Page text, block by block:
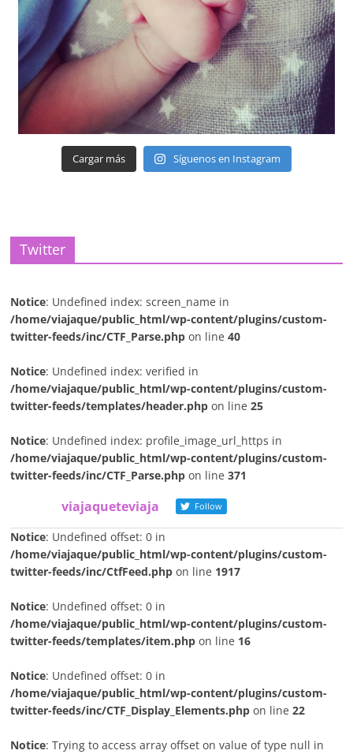
Cargar más Síguenos en Instagram
Twitter
Notice: Undefined index: screen_name in
/home/viajaque/public_html/wp-content/plugins/custom-
twitter-feeds/inc/CTF_Parse.php on line40
Notice: Undefined index: verified in
/home/viajaque/public_html/wp-content/plugins/custom-
twitter-feeds/templates/header.php on line25
Notice: Undefined index: profile_image_url_https in
/home/viajaque/public_html/wp-content/plugins/custom-
twitter-feeds/inc/CTF_Parse.php on line371
viajaqueteviaja Follow
Notice: Undefined offset: 0 in
/home/viajaque/public_html/wp-content/plugins/custom-
twitter-feeds/inc/CtfFeed.php on line 1917
Notice: Undefined offset: 0 in
/home/viajaque/public_html/wp-content/plugins/custom-
twitter-feeds/templates/item.php on line 16
Notice: Undefined offset: 0 in
/home/viajaque/public_html/wp-content/plugins/custom-
twitter-feeds/inc/CTF_Display_Elements.php on line22
Notice: Trying to access array offset on value of type null in